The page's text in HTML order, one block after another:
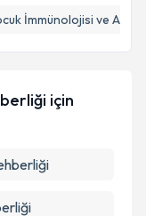
İmmünolojisi ve
için